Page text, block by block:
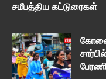
சமீபத்திய கட்டுரைகள்
கோவை